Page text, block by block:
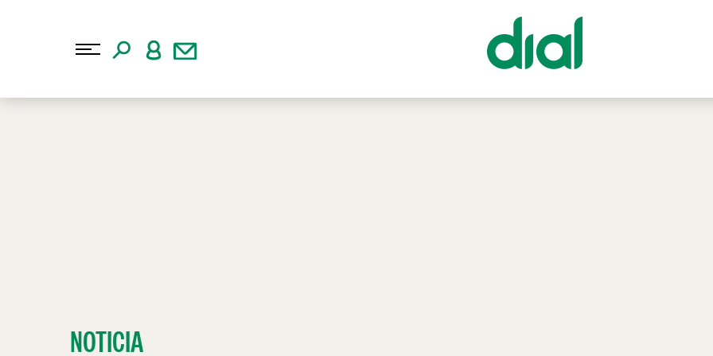
NOTICIA